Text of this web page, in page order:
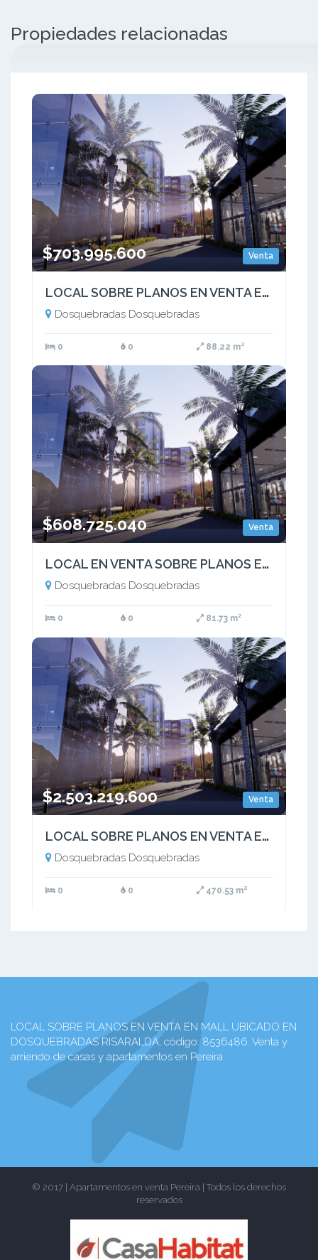
Propiedades relacionadas
Venta
$703.995.600
LOCAL SOBRE PLANOS EN VENTA EN MALL UBICADO EN DOSQUEBRADAS RISARALDA
Dosquebradas Dosquebradas
0 0 88.22 m²
Venta
$608.725.040
LOCAL EN VENTA SOBRE PLANOS EN MALL, DOSQUEBRADAS  AV. FERROCARRIL
Dosquebradas Dosquebradas
0 0 81.73 m²
Venta
$2.503.219.600
LOCAL SOBRE PLANOS EN VENTA EN MALL UBICADO EN DOSQUEBRADAS RISARALDA
Dosquebradas Dosquebradas
0 0 470.53 m²
LOCAL SOBRE PLANOS EN VENTA EN MALL UBICADO EN
DOSQUEBRADAS RISARALDA, código: 8536486. Venta y
arriendo de casas y apartamentos en Pereira
© 2017 | Apartamentos en venta Pereira | Todos los derechos
reservados